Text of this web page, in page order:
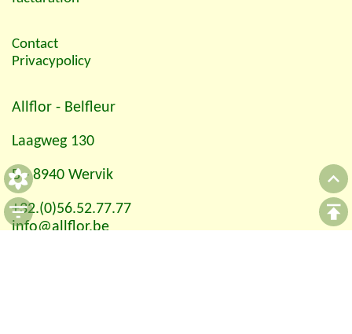
Contact
Privacypolicy
Allflor - Belfleur
Laagweg 130
B - 8940 Wervik
+32.(0)56.52.77.77
info@allflor.be